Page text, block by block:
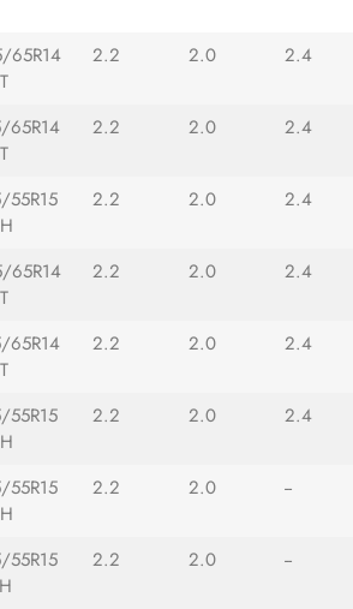
65R14
2.2 2.0 2.4
65R14
2.2 2.0 2.4
55R15
2.2 2.0 2.4
65R14
2.2 2.0 2.4
65R14
2.2 2.0 2.4
55R15
2.2 2.0 2.4
55R15
2.2 2.0 --
55R15
2.2 2.0 --